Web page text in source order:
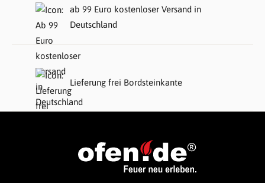
ab 99 Euro kostenloser Versand in
Deutschland
Lieferung frei Bordsteinkante